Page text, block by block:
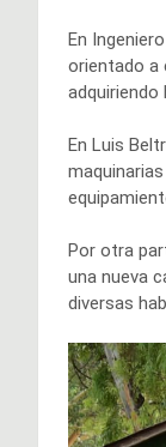
En
orientado a
En Luis
Por otra
una nueva
diversas